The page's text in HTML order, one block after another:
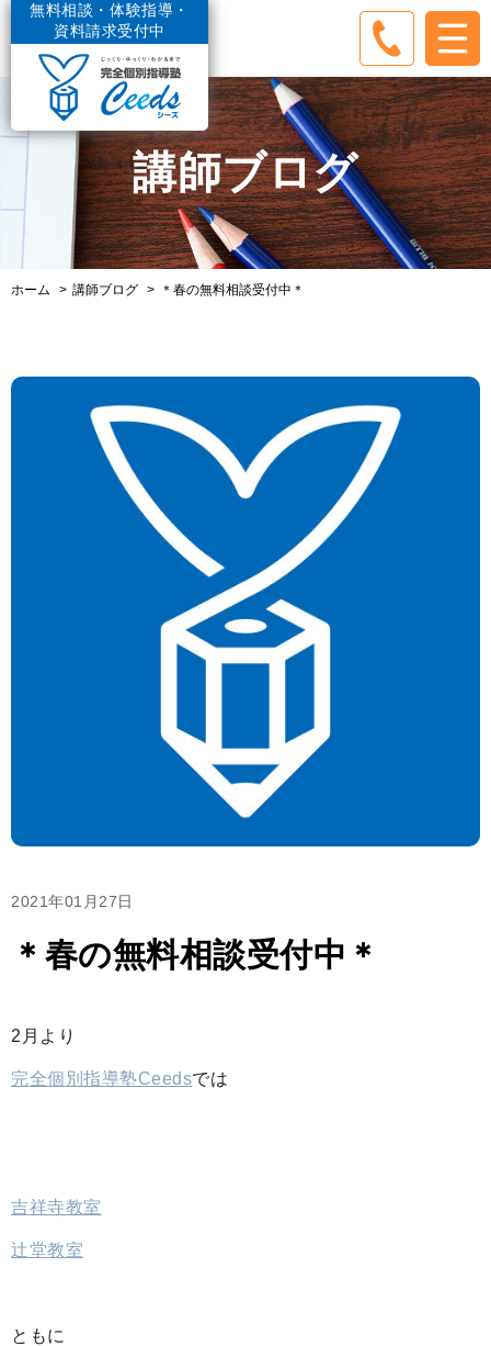
無料相談・体験指導・
資料請求受付中
講師ブログ
ホーム 講師ブログ ＊春の無料相談受付中＊
2021年01月27日
＊春の無料相談受付中＊
2月より
完全個別指導塾Ceedsでは
吉祥寺教室
辻堂教室
ともに